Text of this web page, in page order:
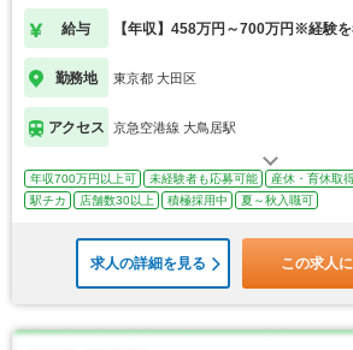
給与 【年収】458万円～700万円※経験
勤務地 東京都 大田区
アクセス 京急空港線 大鳥居駅
年収700万円以上可 未経験者も応募可能 産休・育休取
駅チカ
店舗数30以上 積極採用中 夏～秋入職可
求人の詳細を見る この求人